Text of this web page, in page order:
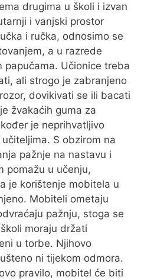
drugima u školi i izvan
i vanjski prostor
i ručka, odnosimo se
a u razrede
papučama. Učionice treba
ali strogo je zabranjeno
dovikivati se ili bacati
žvakaćih guma za
je neprihvatljivo
S obzirom na
pažnje na nastavu i
pomažu u učenju,
je korištenje mobitela u
Mobiteli ometaju
pažnju, stoga se
moraju držati
u torbe. Njihovo
ni tijekom odmora.
pravilo, mobitel će biti